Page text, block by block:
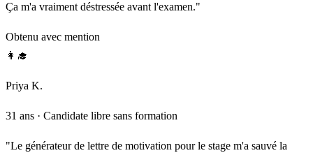
Ça m'a vraiment déstressée avant l'examen."
Obtenu avec mention
👩‍🎓
Priya K.
31 ans · Candidate libre sans formation
"Le générateur de lettre de motivation pour le stage m'a sauvé la